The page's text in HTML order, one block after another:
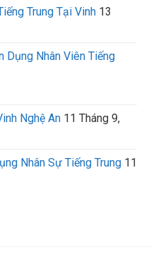
Trung Tại Vinh 13
Dụng Nhân Viên Tiếng
Nghệ An 11 Tháng 9,
Nhân Sự Tiếng Trung 11